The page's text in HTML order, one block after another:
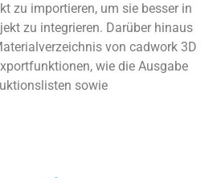
zu importieren, um sie besser in
zu integrieren. Darüber hinaus
von cadwork 3D
wie die Ausgabe
sowie